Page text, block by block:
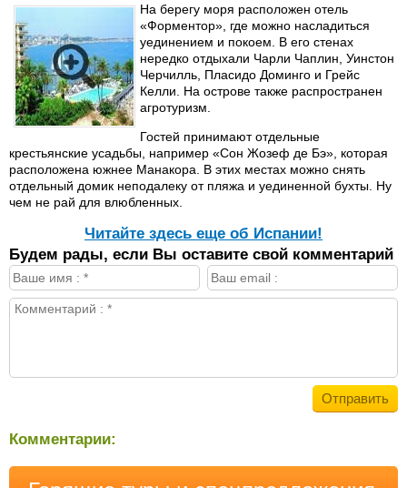
На берегу моря расположен отель
«Форментор», где можно насладиться
уединением и покоем. В его стенах
нередко отдыхали Чарли Чаплин, Уинстон
Черчилль, Пласидо Доминго и Грейс
Келли. На острове также распространен
агротуризм.
Гостей принимают отдельные
крестьянские усадьбы, например «Сон Жозеф де Бэ», которая
расположена южнее Манакора. В этих местах можно снять
отдельный домик неподалеку от пляжа и уединенной бухты. Ну
чем не рай для влюбленных.
Читайте здесь еще об Испании!
Будем рады, если Вы оставите свой комментарий
Комментарии: